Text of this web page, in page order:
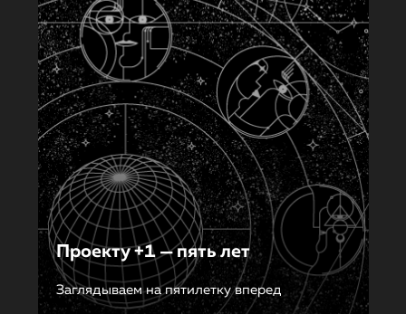
Проекту +1 — пять лет
Заглядываем на пятилетку вперед